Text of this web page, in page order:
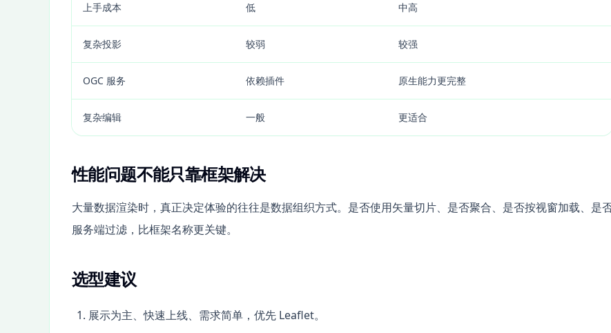
上手成本 低 中高
复杂投影 较弱 较强
OGC 服务 依赖插件 原生能力更完整
复杂编辑 一般 更适合
性能问题不能只靠框架解决
大量数据渲染时，真正决定体验的往往是数据组织方式。是否使用矢量切片、是否聚合、是否按视窗加载、是
服务端过滤，比框架名称更关键。
选型建议
展示为主、快速上线、需求简单，优先 Leaflet。